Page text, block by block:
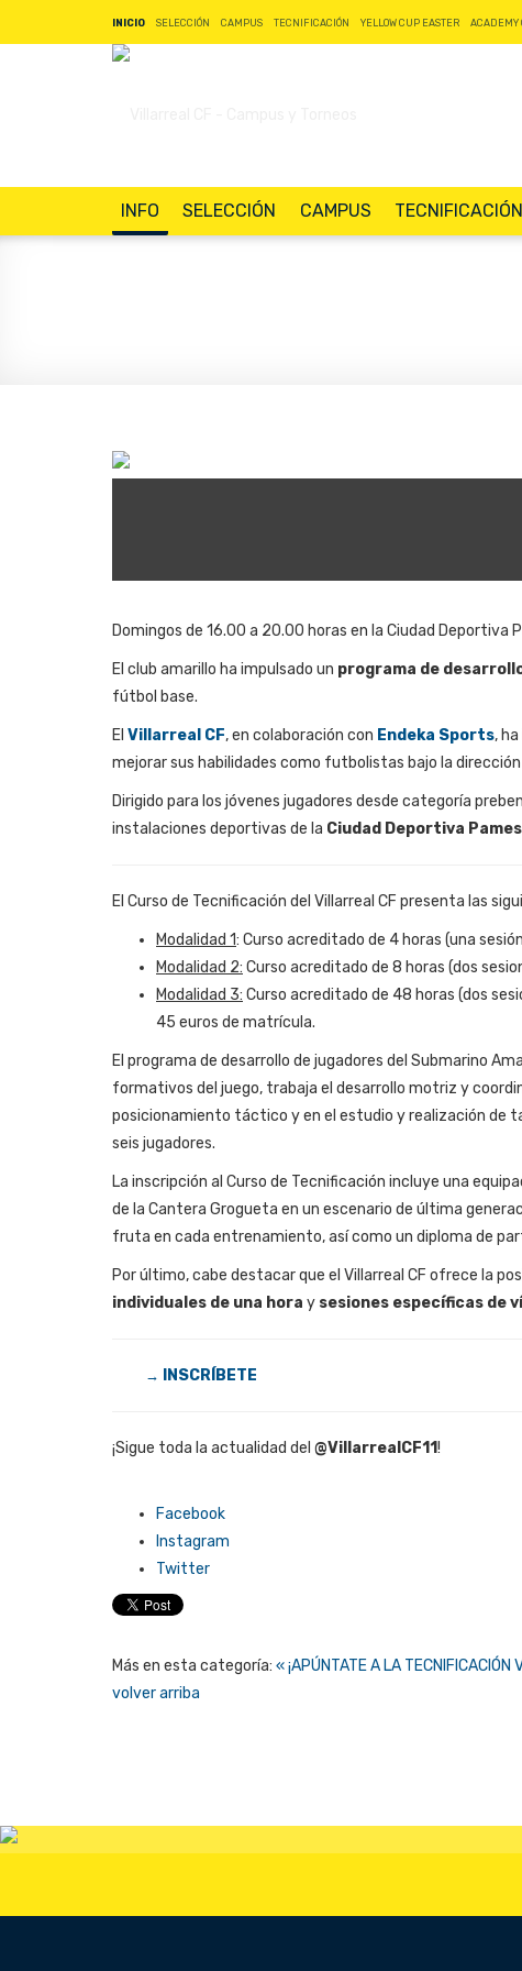
INICIO SELECCIÓN CAMPUS TECNIFICACIÓN YELLOW CUP EASTER ACADEMY
INFO SELECCIÓN CAMPUS TECNIFICACIÓN
Domingos de 16.00 a 20.00 horas en la Ciudad Deportiva
El club amarillo ha impulsado un programa de
fútbol base.
El Villarreal CF, en colaboración con Endeka Sports,
mejorar sus habilidades como futbolistas bajo la
Dirigido para los jóvenes jugadores desde categoría
instalaciones deportivas de la Ciudad Deportiva
El Curso de Tecnificación del Villarreal CF presenta las
Modalidad 1: Curso acreditado de 4 horas (una
Modalidad 2: Curso acreditado de 8 horas (dos
Modalidad 3: Curso acreditado de 48 horas (dos
45 euros de matrícula.
El programa de desarrollo de jugadores del Submarino
formativos del juego, trabaja el desarrollo motriz y
posicionamiento táctico y en el estudio y realización de
seis jugadores.
La inscripción al Curso de Tecnificación incluye una
de la Cantera Grogueta en un escenario de última
fruta en cada entrenamiento, así como un diploma de
Por último, cabe destacar que el Villarreal CF ofrece la
individuales de una hora y sesiones específicas de
→ INSCRÍBETE
¡Sigue toda la actualidad del @VillarrealCF11!
Facebook
Instagram
Twitter
Más en esta categoría: « ¡APÚNTATE A LA TECNIFICACIÓN
volver arriba